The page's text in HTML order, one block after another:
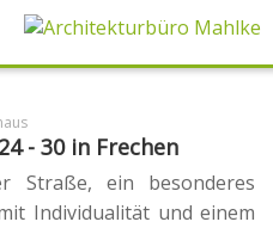
- 30 in Frechen
Straße, ein besonderes
Individualität und einem